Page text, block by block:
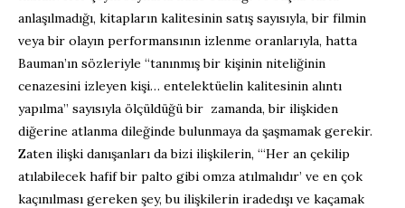
anlaşılmadığı, kitapların kalitesinin satış sayısıyla, bir filmin
veya bir olayın performansının izlenme oranlarıyla, hatta
Bauman’ın sözleriyle “tanınmış bir kişinin niteliğinin
cenazesini izleyen kişi… entelektüelin kalitesinin alıntı
yapılma” sayısıyla ölçüldüğü bir zamanda, bir ilişkiden
diğerine atlanma dileğinde bulunmaya da şaşmamak gerekir.
Zaten ilişki danışanları da bizi ilişkilerin, “‘Her an çekilip
atılabilecek hafif bir palto gibi omza atılmalıdır’ ve en çok
kaçınılması gereken şey, bu ilişkilerin iradedışı ve kaçamak